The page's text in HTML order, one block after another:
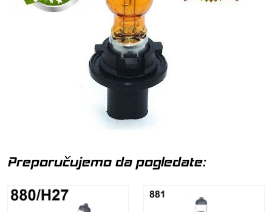
Preporučujemo da pogledate: